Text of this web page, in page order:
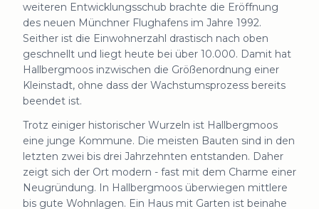
weiteren Entwicklungsschub brachte die Eröffnung
des neuen Münchner Flughafens im Jahre 1992.
Seither ist die Einwohnerzahl drastisch nach oben
geschnellt und liegt heute bei über 10.000. Damit hat
Hallbergmoos inzwischen die Größenordnung einer
Kleinstadt, ohne dass der Wachstumsprozess bereits
beendet ist.
Trotz einiger historischer Wurzeln ist Hallbergmoos
eine junge Kommune. Die meisten Bauten sind in den
letzten zwei bis drei Jahrzehnten entstanden. Daher
zeigt sich der Ort modern - fast mit dem Charme einer
Neugründung. In Hallbergmoos überwiegen mittlere
bis gute Wohnlagen. Ein Haus mit Garten ist beinahe